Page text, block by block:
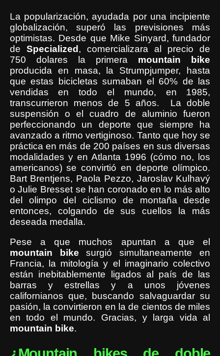
La popularización, ayudada por una incipiente
globalización, superó las previsiones más
optimistas. Desde que Mike Sinyard, fundador
de Specialized , comercializara al precio de
750 dolares la primera mountain bike
producida en masa, la Strumpjumper, hasta
que estas bicicletas sumaban el 60% de las
vendidas en todo el mundo, en 1985,
transcurrieron menos de 5 años. La doble
suspensión o el cuadro de aluminio fueron
perfeccionando un deporte que siempre ha
avanzado a ritmo vertiginoso. Tanto que hoy se
práctica en más de 200 países en sus diversas
modalidades y en Atlanta 1996 (cómo no, los
americanos) se convirtió en deporte olímpico.
Bart Brentjens, Paola Pezzo, Jaroslav Kulhavý
o Julie Bresset se han coronado en lo más alto
del olimpo del ciclismo de montaña
desde
entonces, colgando de sus cuellos la más
deseada medalla.
Pese a que muchos apuntan a que el
mountain
bikesurgió simultaneamente en
Francia, la mitología y el imaginario colectivo
están inebitablemente ligados al país de las
barras y estrellas y a unos jóvenes
californianos que, buscando salvaguardar su
pasión, la convirtieron en la de cientos de miles
en todo el mundo. Gracias, y larga vida al
mountain bike.